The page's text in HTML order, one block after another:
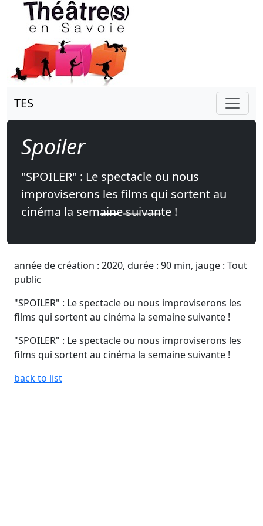
TES
Spoiler
"SPOILER" : Le spectacle ou nous
improviserons les films qui sortent au
cinéma la semaine suivante !
année de création : 2020, durée : 90 min, jauge : Tout
public
"SPOILER" : Le spectacle ou nous improviserons les
films qui sortent au cinéma la semaine suivante !
"SPOILER" : Le spectacle ou nous improviserons les
films qui sortent au cinéma la semaine suivante !
back to list